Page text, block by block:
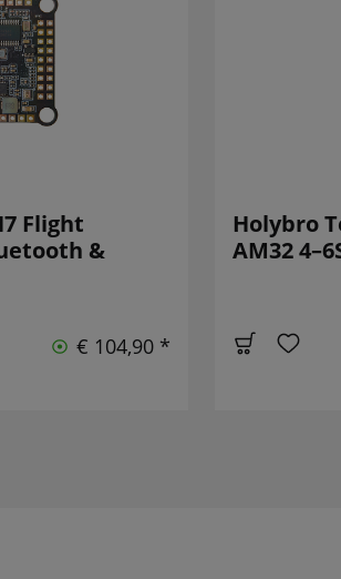
Flight
&
€ 104,90 *
Holybro
AM32